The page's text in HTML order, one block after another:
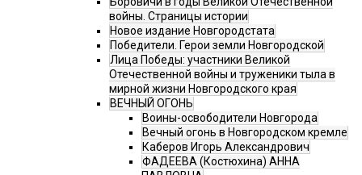
войны. Страницы истории
Новое издание Новгородстата
Победители. Герои земли Новгородской
Лица Победы: участники Великой
Отечественной войны и труженики тыла в
мирной жизни Новгородского края
ВЕЧНЫЙ ОГОНЬ
Воины-освободители Новгорода
Вечный огонь в Новгородском кремле
Каберов Игорь Александрович
ФАДЕЕВА (Костюхина) АННА